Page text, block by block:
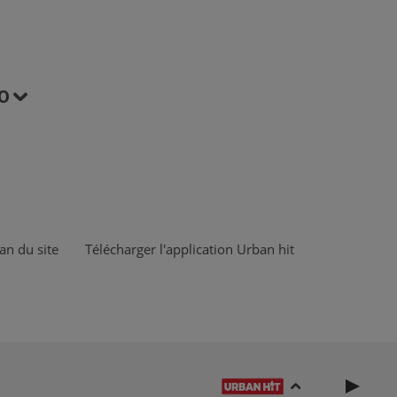
du site Télécharger l'application Urban hit